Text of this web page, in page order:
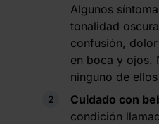
Algunos
tonalidad
confusión,
en boca y ojos.
ninguno de
Cuidado con
condición